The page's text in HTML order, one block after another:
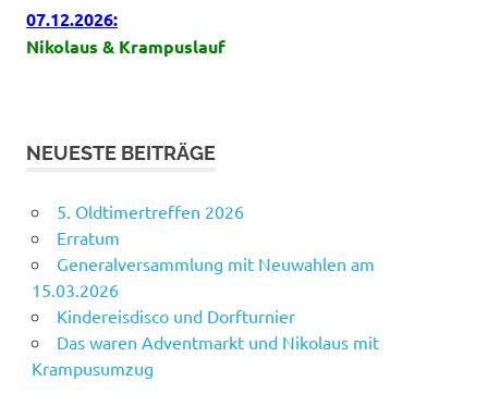
07.12.2026:
Nikolaus & Krampuslauf
NEUESTE BEITRÄGE
5. Oldtimertreffen 2026
Erratum
Generalversammlung mit Neuwahlen am
15.03.2026
Kindereisdisco und Dorfturnier
Das waren Adventmarkt und Nikolaus mit
Krampusumzug